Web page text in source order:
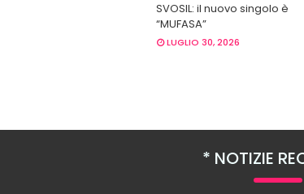
SVOSIL: il nuovo singolo è
“MUFASA”
LUGLIO 30, 2026
NOTIZIE